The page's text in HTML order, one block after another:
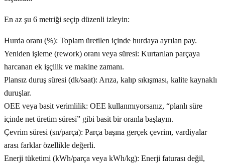
En az şu 6 metriği seçip düzenli izleyin:
Hurda oranı (%): Toplam üretilen içinde hurdaya ayrılan pay.
Yeniden işleme (rework) oranı veya süresi: Kurtarılan parçaya
harcanan ek işçilik ve makine zamanı.
Plansız duruş süresi (dk/saat): Arıza, kalıp sıkışması, kalite kaynaklı
duruşlar.
OEE veya basit verimlilik: OEE kullanmıyorsanız, “planlı süre
içinde net üretim süresi” gibi basit bir oranla başlayın.
Çevrim süresi (sn/parça): Parça başına gerçek çevrim, vardiyalar
arası farklar özellikle değerli.
Enerji tüketimi (kWh/parça veya kWh/kg): Enerji faturası değil,